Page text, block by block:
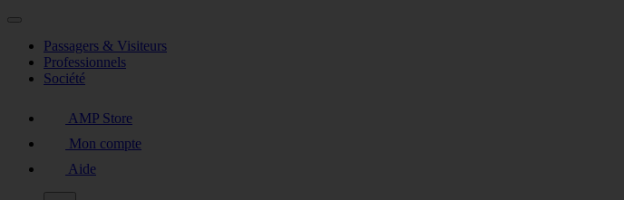
Passagers & Visiteurs
Professionnels
Société
AMP Store
Mon compte
Aide